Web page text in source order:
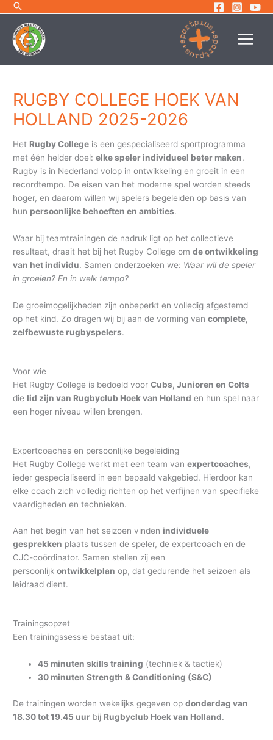
inhoud
RUGBY COLLEGE HOEK VAN
HOLLAND 2025-2026
Het Rugby College is een gespecialiseerd sportprogramma
met één helder doel:elke speler individueel beter maken.
Rugby is in Nederland volop in ontwikkeling en groeit in een
recordtempo. De eisen van het moderne spel worden steeds
hoger, en daarom willen wij spelers begeleiden op basis van
hun persoonlijke behoeften en ambities.
Waar bij teamtrainingen de nadruk ligt op het collectieve
resultaat, draait het bij het Rugby College omde ontwikkeling
van het individu. Samen onderzoeken we: Waar wil de speler
in groeien? En in welk tempo?
De groeimogelijkheden zijn onbeperkt en volledig afgestemd
op het kind. Zo dragen wij bij aan de vorming vancomplete,
zelfbewuste rugbyspelers.
Voor wie
Het Rugby College is bedoeld voorCubs, Junioren en Colts
die lid zijn van Rugbyclub Hoek van Holland en hun spel naar
een hoger niveau willen brengen.
Expertcoaches en persoonlijke begeleiding
Het Rugby College werkt met een team vanexpertcoaches,
ieder gespecialiseerd in een bepaald vakgebied. Hierdoor kan
elke coach zich volledig richten op het verfijnen van specifieke
vaardigheden en technieken.
Aan het begin van het seizoen vinden individuele
gesprekken plaats tussen de speler, de expertcoach en de
CJC-coördinator. Samen stellen zij een
persoonlijkontwikkelplan op, dat gedurende het seizoen als
leidraad dient.
Trainingsopzet
Een trainingssessie bestaat uit:
45 minuten skills training (techniek & tactiek)
30 minuten Strength & Conditioning (S&C)
De trainingen worden wekelijks gegeven opdonderdag van
18.30 tot 19.45 uur bij Rugbyclub Hoek van Holland.